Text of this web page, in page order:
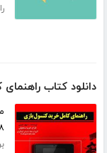
دانلود کتاب